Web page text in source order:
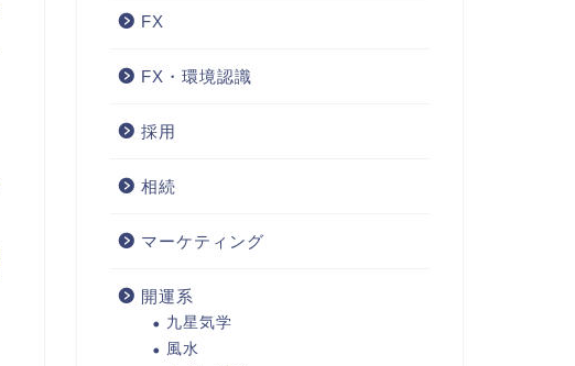
FX
FX・環境認識
採用
相続
マーケティング
開運系
九星気学
風水